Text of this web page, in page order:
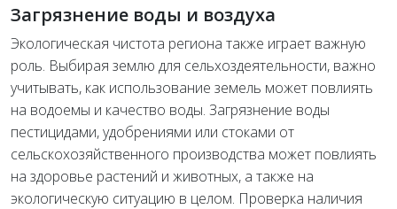
Загрязнение воды и воздуха
Экологическая чистота региона также играет важную
роль. Выбирая землю для сельхоздеятельности, важно
учитывать, как использование земель может повлиять
на водоемы и качество воды. Загрязнение воды
пестицидами, удобрениями или стоками от
сельскохозяйственного производства может повлиять
на здоровье растений и животных, а также на
экологическую ситуацию в целом. Проверка наличия